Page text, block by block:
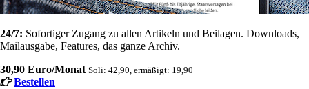
24/7: Sofortiger Zugang zu allen Artikeln und Beilagen. Downloads,
Mailausgabe, Features, das ganze Archiv.
30,90 Euro/Monat Soli: 42,90, ermäßigt: 19,90
Bestellen